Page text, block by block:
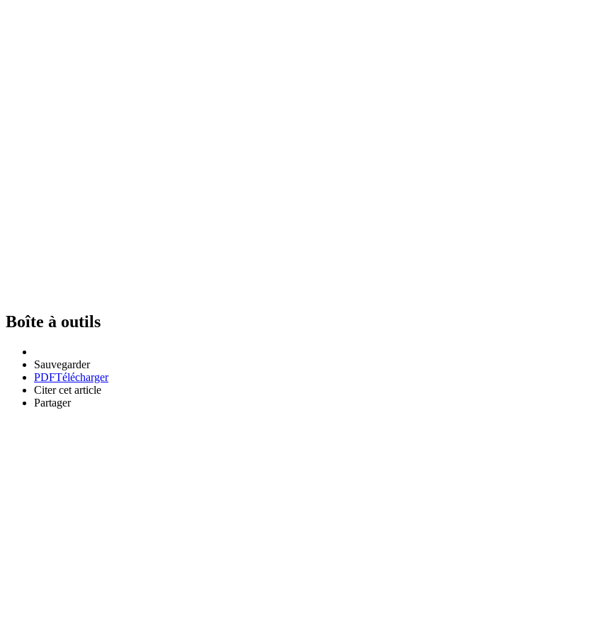
Boîte à outils
Sauvegarder
PDFTélécharger
Citer cet article
Partager